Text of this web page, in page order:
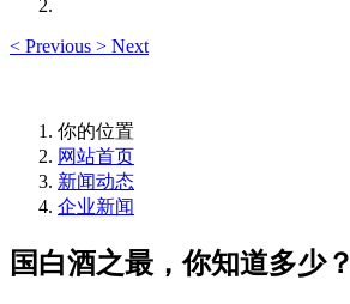
< Previous > Next
你的位置
网站首页
新闻动态
企业新闻
国白酒之最，你知道多少？